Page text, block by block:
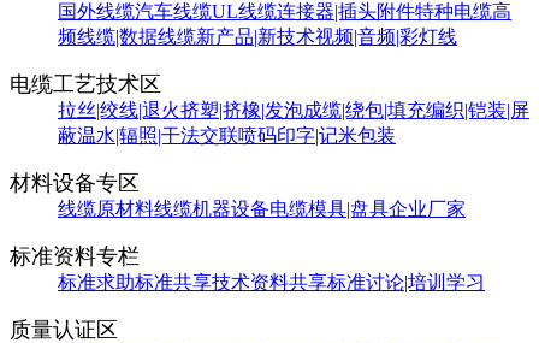
国外线缆汽车线缆UL线缆连接器|插头附件特种电缆高
频线缆|数据线缆新产品|新技术视频|音频|彩灯线
电缆工艺技术区
拉丝|绞线|退火挤塑|挤橡|发泡成缆|绕包|填充编织|铠装|屏
蔽温水|辐照|干法交联喷码印字|记米包装
材料设备专区
线缆原材料线缆机器设备电缆模具|盘具企业厂家
标准资料专栏
标准求助标准共享技术资料共享标准讨论|培训学习
质量认证区